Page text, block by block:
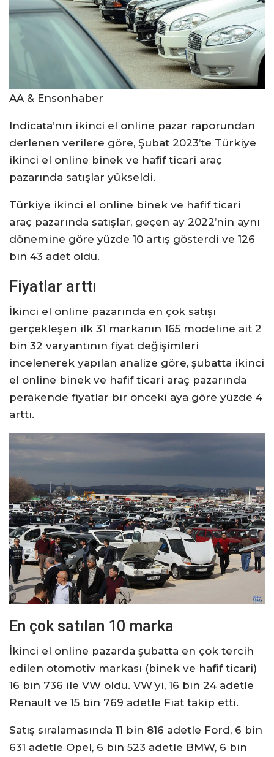
AA & Ensonhaber
Indicata’nın ikinci el online pazar raporundan
derlenen verilere göre, Şubat 2023’te Türkiye
ikinci el online binek ve hafif ticari araç
pazarında satışlar yükseldi.
Türkiye ikinci el online binek ve hafif ticari
araç pazarında satışlar, geçen ay 2022’nin aynı
dönemine göre yüzde 10 artış gösterdi ve 126
bin 43 adet oldu.
Fiyatlar arttı
İkinci el online pazarında en çok satışı
gerçekleşen ilk 31 markanın 165 modeline ait 2
bin 32 varyantının fiyat değişimleri
incelenerek yapılan analize göre, şubatta ikinci
el online binek ve hafif ticari araç pazarında
perakende fiyatlar bir önceki aya göre yüzde 4
arttı.
En çok satılan 10 marka
İkinci el online pazarda şubatta en çok tercih
edilen otomotiv markası (binek ve hafif ticari)
16 bin 736 ile VW oldu. VW’yi, 16 bin 24 adetle
Renault ve 15 bin 769 adetle Fiat takip etti.
Satış sıralamasında 11 bin 816 adetle Ford, 6 bin
631 adetle Opel, 6 bin 523 adetle BMW, 6 bin